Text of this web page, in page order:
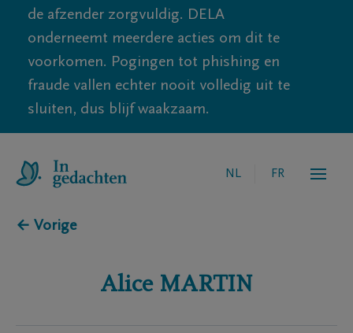
de afzender zorgvuldig. DELA
onderneemt meerdere acties om dit te
voorkomen. Pogingen tot phishing en
fraude vallen echter nooit volledig uit te
sluiten, dus blijf waakzaam.
NL FR
← Vorige
Alice MARTIN